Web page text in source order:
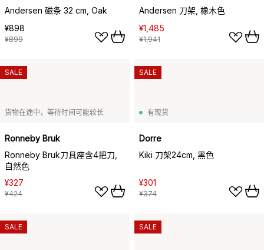
Andersen 磁条 32 cm, Oak
¥898
¥899
Andersen 刀架, 橡木色
¥1,485
¥1,941
货物在途中，等待时间可能较长
Ronneby Bruk
Ronneby Bruk刀具座含4把刀,
自然色
¥327
¥424
SALE
有现货
Dorre
Kiki 刀架24cm, 黑色
¥301
¥374
SALE
SALE SALE